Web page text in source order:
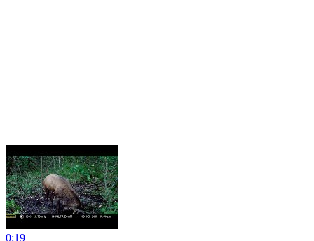
0:19